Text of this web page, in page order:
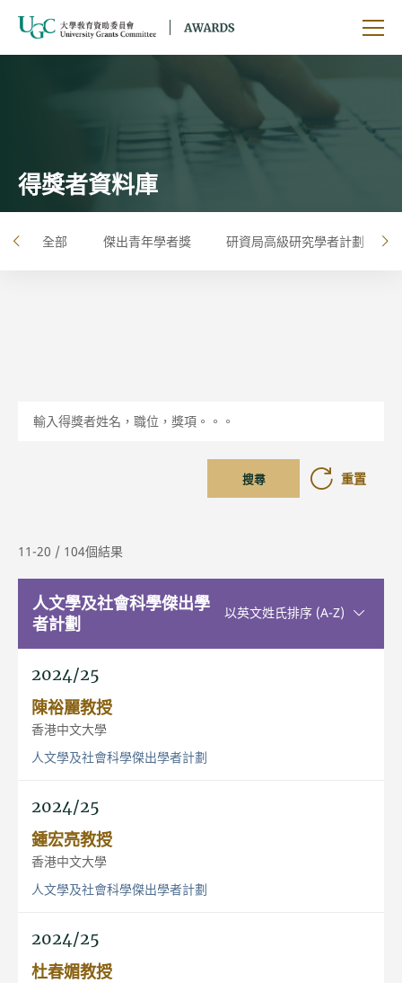
開
得獎者資料庫
左 全部 傑出青年學者獎 研資局高級研究學者計劃
搜尋 重置
11-20 / 104個結果
人文學及社會科學傑出學
者計劃
以英文姓氏排序 (A-Z)升序排序
2024/25
陳裕麗教授
香港中文大學
人文學及社會科學傑出學者計劃
2024/25
鍾宏亮教授
香港中文大學
人文學及社會科學傑出學者計劃
2024/25
杜春媚教授